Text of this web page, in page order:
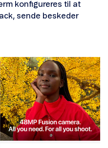
konfigureres til at
sende beskeder